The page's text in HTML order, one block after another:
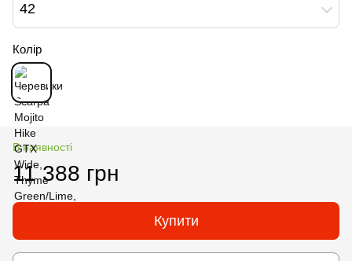
42
Колір
В наявності
11 388 грн
Купити